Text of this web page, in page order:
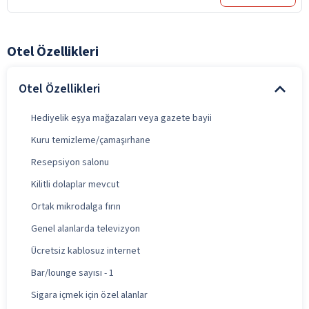
Otel Özellikleri
Otel Özellikleri
Hediyelik eşya mağazaları veya gazete bayii
Kuru temizleme/çamaşırhane
Resepsiyon salonu
Kilitli dolaplar mevcut
Ortak mikrodalga fırın
Genel alanlarda televizyon
Ücretsiz kablosuz internet
Bar/lounge sayısı - 1
Sigara içmek için özel alanlar